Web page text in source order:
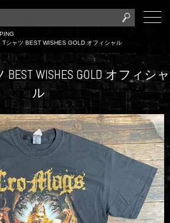
Tシャツ BEST WISHES GOLD オフィシャル
BEST WISHES GOLD オフィシャ
ル